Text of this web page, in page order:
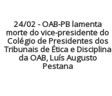
24/02 - OAB-PB lamenta
morte do vice-presidente do
Colégio de Presidentes dos
Tribunais de Ética e Disciplina
da OAB, Luís Augusto
Pestana